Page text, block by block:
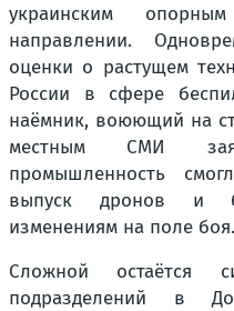
украинским
направлении.
оценки о растущем
России в сфере
наёмник, воюющий на
местным СМИ
промышленность
выпуск дронов и
изменениям на поле боя.
Сложной остаётся
подразделений в